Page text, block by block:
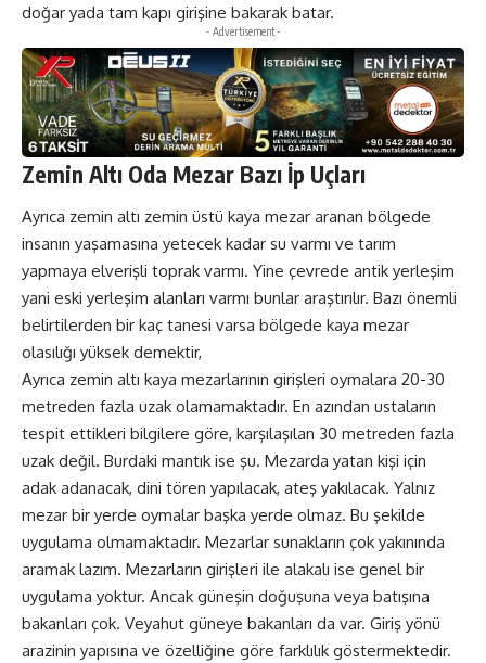
doğar yada tam kapı girişine bakarak batar.
- Advertisement -
Zemin Altı Oda Mezar Bazı İp Uçları
Ayrıca zemin altı zemin üstü kaya mezar aranan bölgede
insanın yaşamasına yetecek kadar su varmı ve tarım
yapmaya elverişli toprak varmı. Yine çevrede antik yerleşim
yani eski yerleşim alanları varmı bunlar araştırılır. Bazı önemli
belirtilerden bir kaç tanesi varsa bölgede kaya mezar
olasılığı yüksek demektir,
Ayrıca zemin altı kaya mezarlarının girişleri oymalara 20-30
metreden fazla uzak olamamaktadır. En azından ustaların
tespit ettikleri bilgilere göre, karşılaşılan 30 metreden fazla
uzak değil. Burdaki mantık ise şu. Mezarda yatan kişi için
adak adanacak, dini tören yapılacak, ateş yakılacak. Yalnız
mezar bir yerde oymalar başka yerde olmaz. Bu şekilde
uygulama olmamaktadır. Mezarlar sunakların çok yakınında
aramak lazım. Mezarların girişleri ile alakalı ise genel bir
uygulama yoktur. Ancak güneşin doğuşuna veya batışına
bakanları çok. Veyahut güneye bakanları da var. Giriş yönü
arazinin yapısına ve özelliğine göre farklılık göstermektedir.